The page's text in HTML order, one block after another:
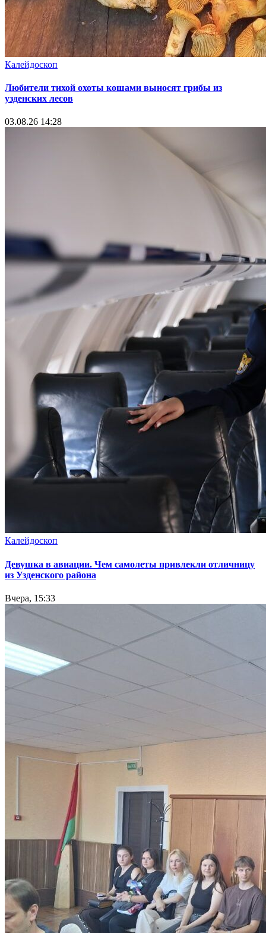
Калейдоскоп
Любители тихой охоты кошами выносят грибы из
узденских лесов
03.08.26 14:28
Калейдоскоп
Девушка в авиации. Чем самолеты привлекли отличницу
из Узденского района
Вчера, 15:33